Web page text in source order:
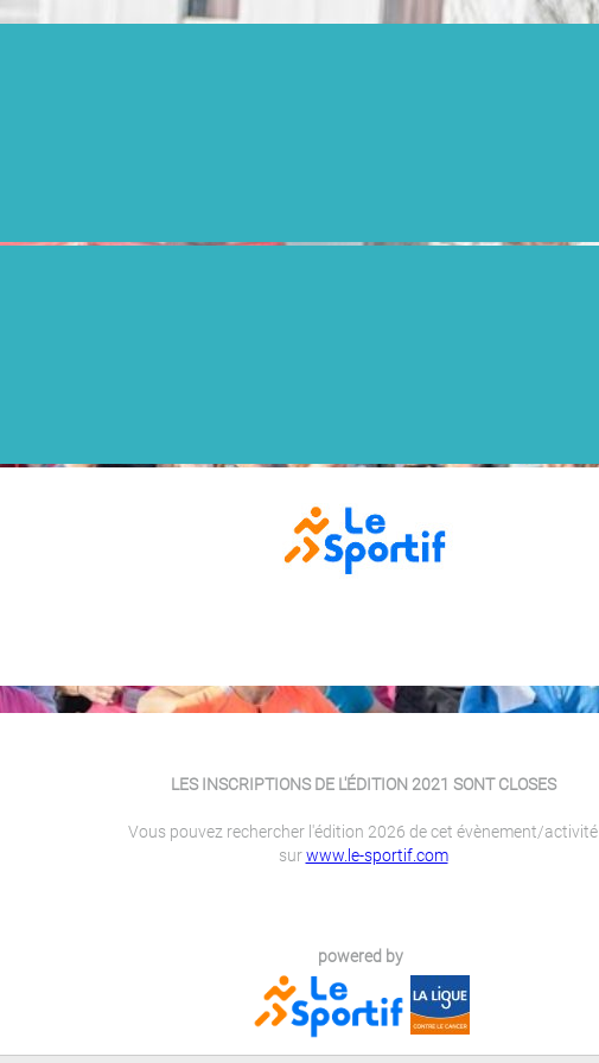
LES INSCRIPTIONS DE L'ÉDITION 2021 SONT CLOSES
Vous pouvez rechercher l'édition 2026 de cet évènement/activité
surwww.le-sportif.com
powered by